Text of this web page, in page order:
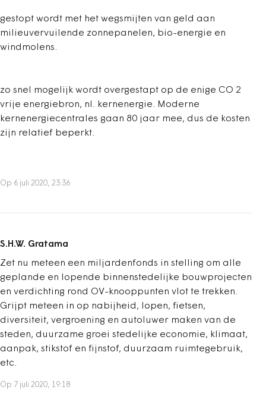
gestopt wordt met het wegsmijten van geld aan
milieuvervuilende zonnepanelen, bio-energie en
windmolens.
zo snel mogelijk wordt overgestapt op de enige CO 2
vrije energiebron, nl. kernenergie. Moderne
kernenergiecentrales gaan 80 jaar mee, dus de kosten
zijn relatief beperkt.
Op 6 juli 2020, 23:36
S.H.W. Gratama
Zet nu meteen een miljardenfonds in stelling om alle
geplande en lopende binnenstedelijke bouwprojecten
en verdichting rond OV-knooppunten vlot te trekken.
Grijpt meteen in op nabijheid, lopen, fietsen,
diversiteit, vergroening en autoluwer maken van de
steden, duurzame groei stedelijke economie, klimaat,
aanpak, stikstof en fijnstof, duurzaam ruimtegebruik,
etc.
Op 7 juli 2020, 19:18